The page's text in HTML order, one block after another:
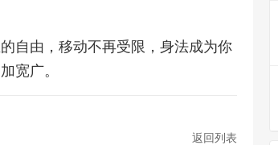
自由，移动不再受限，身法成为你
宽广。
返回列表